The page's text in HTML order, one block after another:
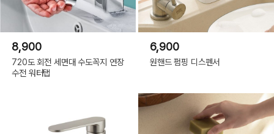
8,900
720도 회전 세면대 수도꼭지 연장
수전 워터탭
6,900
원핸드 펌핑 디스펜서